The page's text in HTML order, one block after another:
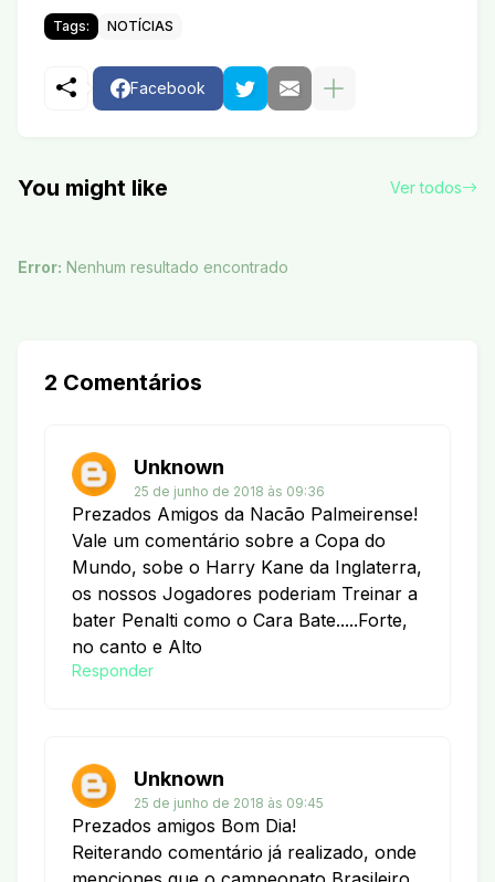
Tags: NOTÍCIAS
Facebook
You might like Ver todos
Error: Nenhum resultado encontrado
2 Comentários
Unknown
25 de junho de 2018 às 09:36
Prezados Amigos da Nacão Palmeirense!
Vale um comentário sobre a Copa do
Mundo, sobe o Harry Kane da Inglaterra,
os nossos Jogadores poderiam Treinar a
bater Penalti como o Cara Bate.....Forte,
no canto e Alto
Responder
Unknown
25 de junho de 2018 às 09:45
Prezados amigos Bom Dia!
Reiterando comentário já realizado, onde